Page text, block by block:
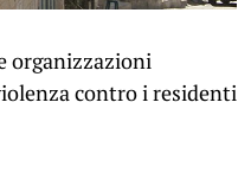
organizzazioni
contro i residenti